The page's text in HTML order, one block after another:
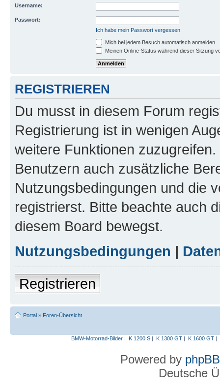
Username:
Passwort:
Ich habe mein Passwort vergessen
Mich bei jedem Besuch automatisch anmelden
Meinen Online-Status während dieser Sitzung
REGISTRIEREN
Du musst in diesem Forum
Registrierung ist in wenigen
weitere Funktionen
Benutzern auch zusätzliche
Nutzungsbedingungen und die
registrierst. Bitte beachte auch
diesem Board bewegst.
Nutzungsbedingungen |
Registrieren
Portal » Foren-Übersicht
BMW-Motorrad-Bilder| K 1200 S| K 1300 GT| K 1600 GT|
Powered by phpBB
Deutsche